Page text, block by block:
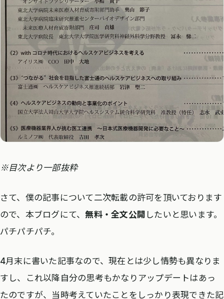
※目次より一部抜粋
さて、僕の記事について二次転載の許可を頂いております
ので、本ブログにて、無料・全文公開 したいと思います。
パチパチパチ。
4月末に書いた記事なので、現在とは少し情勢も異なりま
すし、これ以降自分の思考もかなりアップデートはあっ
たのですが、当時考えていたことをしっかり表現できた記